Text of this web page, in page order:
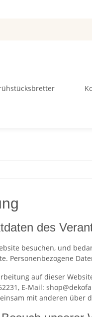
des
besuchen, und
Personenbezogene
auf dieser
E-Mail:
mit anderen über